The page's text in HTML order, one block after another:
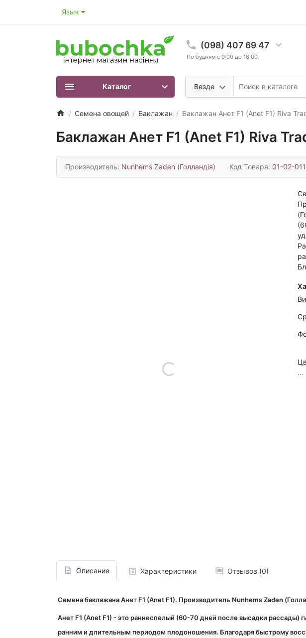
Язык
(098) 407 69 47
По будням с 9:00 до 18:00
Везде
Каталог
Семена овощей Баклажан Баклажан Анет F1 (Anet F1) Riva
Баклажан Анет F1 (Anet F1) Riva
Производитель: Nunhems Zaden (Голландія) Код Товара: 01-02-011
...
Описание Характеристики Отзывов (0)
Семена баклажана Анет F1 (Anet F1). Производитель Nunhems Zaden
Анет F1 (Anet F1) - это раннеспелый (60-70 дней после высадки
ранним и длительным периодом плодоношения. Благодаря быстрому